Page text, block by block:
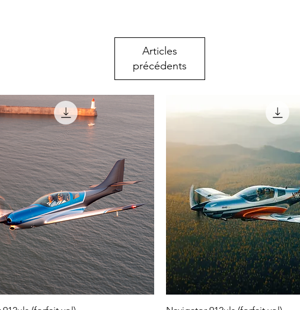
Articles
précédents